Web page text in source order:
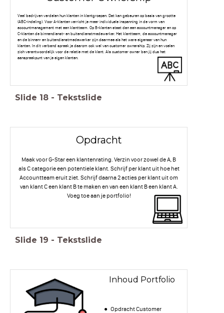
Veel bedrijven verdelen hun klanten in klantgroepen. Dat kan gebeuren op basis van grootte
(ABC-indeling). Voor A-klanten verricht je meer individuele inspanning in de vorm van
accountmanagement met een klantteam. Op B-klanten staat dan een accountmanager en op
C-klanten de binnendienst- en buitendienstmedewerker. Het klantteam, de accountmanager
en de binnen- en buitendienstmedewerker zijn daarmee als het ware eigenaar van hun
klanten. In dit verband spreek je daarom ook wel van customer ownership. Zij zijn en voelen
zich verantwoordelijk voor de relatie met de klant. Als customer owner ben jij dus het
aanspreekpunt van je eigen klanten.
Slide 18 - Tekstslide
Opdracht
Maak voor G-Star een klantenrating. Verzin voor zowel de A, B
als C categorie een potentiele klant. Schrijf per klant uit hoe het
Accountteam eruit ziet. Schrijf daarna 2 acties per klant uit om
van klant C een klant B te maken en van een klant B een klant A.
Voeg toe aan je portfolio!
Slide 19 - Tekstslide
Inhoud Portfolio
Opdracht Customer